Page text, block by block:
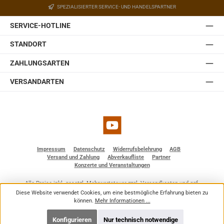
welches in der Wandplatte des Halters eingebaut ist.
Somit lässt sich die JBL Control 1 Pro auch ohne optionale
Zubehörteile einfach und schnell installieren. Sie ist
SPEZIALISIERTER SERVICE- UND HANDELSPARTNER
SERVICE-HOTLINE
STANDORT
ZAHLUNGSARTEN
VERSANDARTEN
YouTube
Impressum Datenschutz Widerrufsbelehrung
AGB
Versand und Zahlung
Abverkaufliste
Partner
Konzerte und Veranstaltungen
Alle Preise inkl. gesetzl. Mehrwertsteuer zzgl.Versandkostenund ggf.
Nachnahmegebühren, wenn nicht anders angegeben.
© 2026 BF - Dienstleistungen - Alle Rechte vorbehalten. Theme by
Diese Website verwendet Cookies, um eine bestmögliche Erfahrung bieten zu
können. Mehr Informationen ...
Nur technisch notwendige
Konfigurieren